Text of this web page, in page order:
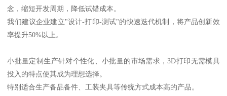
念，缩短开发周期，降低试错成本。
我们建议企业建立"设计-打印-测试"的快速迭代机制，将产品创新效
率提升50%以上。
小批量定制生产针对个性化、小批量的市场需求，3D打印无需模具
投入的特点使其成为理想选择。
特别适合生产备品备件、工装夹具等传统方式成本高的产品。